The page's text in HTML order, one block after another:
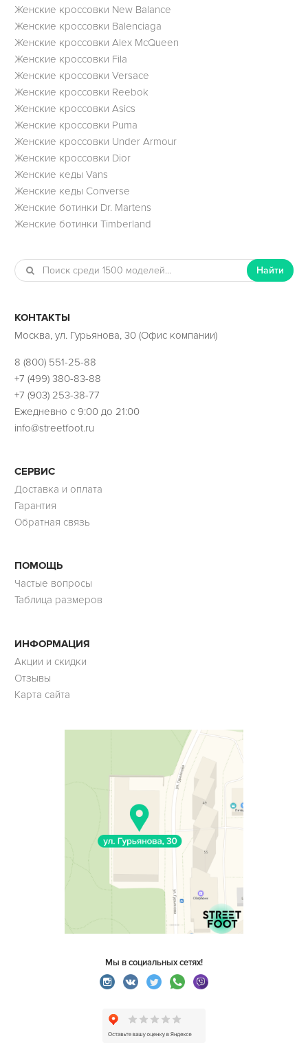
Женские кроссовки New Balance
Женские кроссовки Balenciaga
Женские кроссовки Alex McQueen
Женские кроссовки Fila
Женские кроссовки Versace
Женские кроссовки Reebok
Женские кроссовки Asics
Женские кроссовки Puma
Женские кроссовки Under Armour
Женские кроссовки Dior
Женские кеды Vans
Женские кеды Converse
Женские ботинки Dr. Martens
Женские ботинки Timberland
Найти
КОНТАКТЫ
Москва, ул. Гурьянова, 30 (Офис компании)
8 (800) 551-25-88
+7 (499) 380-83-88
+7 (903) 253-38-77
Ежедневно с 9:00 до 21:00
info@streetfoot.ru
СЕРВИС
Доставка и оплата
Гарантия
Обратная связь
ПОМОЩЬ
Частые вопросы
Таблица размеров
ИНФОРМАЦИЯ
Акции и скидки
Отзывы
Карта сайта
Мы в социальных сетях!